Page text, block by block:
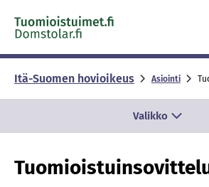
Skip to content -saavutettavuusohje
Itä-Suomen hovioikeus Asiointi
Valikko